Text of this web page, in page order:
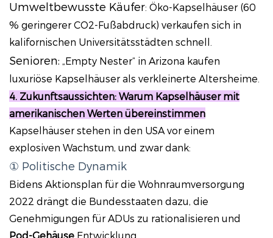
Umweltbewusste Käufer: Öko-Kapselhäuser (60
% geringerer CO2-Fußabdruck) verkaufen sich in
kalifornischen Universitätsstädten schnell.
Senioren: „Empty Nester“ in Arizona kaufen
luxuriöse Kapselhäuser als verkleinerte Altersheime.
4. Zukunftsaussichten: Warum Kapselhäuser mit
amerikanischen Werten übereinstimmen
Kapselhäuser stehen in den USA vor einem
explosiven Wachstum, und zwar dank:
① Politische Dynamik
Bidens Aktionsplan für die Wohnraumversorgung
2022 drängt die Bundesstaaten dazu, die
Genehmigungen für ADUs zu rationalisieren und
Pod-Gehäuse Entwicklung.